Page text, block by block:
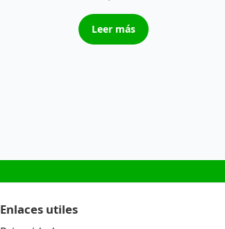
Leer más
Enlaces utiles